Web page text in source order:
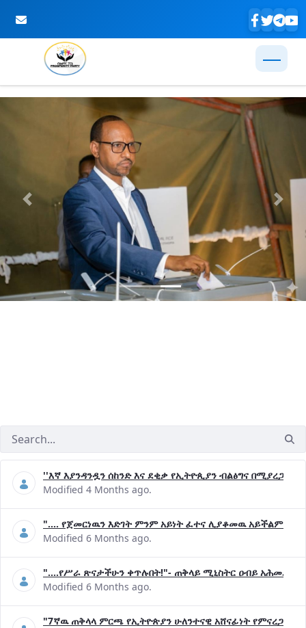
Skip to Main Content
Previous Next
''እኛ እያንዳንዷን ሰከንድ እና ደቂቃ የኢትዮጲያን ብልፅግና
Modified 4 Months ago.
".... የጀመርነዉን እድገት ምንም አይነት ፈተና ሊያቆመዉ አይችልም"-
Modified 6 Months ago.
"....የሥራ ጽናታችሁን ቀጥሉበት!"- ጠቅላይ ሚኒስትር ዐብይ አሕመድ (ዶ/
Modified 6 Months ago.
"7ኛዉ ጠቅላላ ምርጫ የኢትዮጵያን ሁለንተናዊ አሸናፊነት